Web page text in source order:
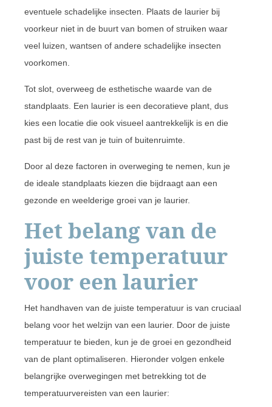
eventuele schadelijke insecten. Plaats de laurier bij
voorkeur niet in de buurt van bomen of struiken waar
veel luizen, wantsen of andere schadelijke insecten
voorkomen.
Tot slot, overweeg de esthetische waarde van de
standplaats. Een laurier is een decoratieve plant, dus
kies een locatie die ook visueel aantrekkelijk is en die
past bij de rest van je tuin of buitenruimte.
Door al deze factoren in overweging te nemen, kun je
de ideale standplaats kiezen die bijdraagt aan een
gezonde en weelderige groei van je laurier.
Het belang van de
juiste temperatuur
voor een laurier
Het handhaven van de juiste temperatuur is van cruciaal
belang voor het welzijn van een laurier. Door de juiste
temperatuur te bieden, kun je de groei en gezondheid
van de plant optimaliseren. Hieronder volgen enkele
belangrijke overwegingen met betrekking tot de
temperatuurvereisten van een laurier: